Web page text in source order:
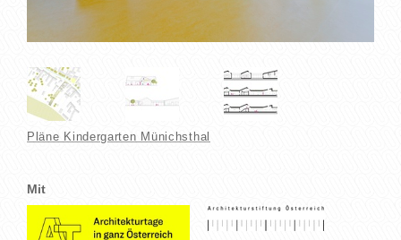
Pläne Kindergarten Münichsthal
Mit